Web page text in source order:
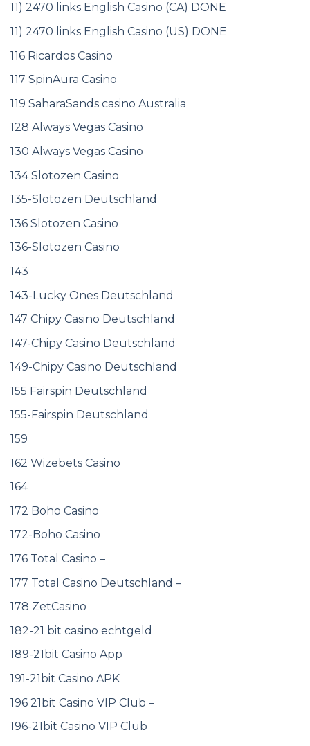
11) 2470 links English Casino (CA) DONE
11) 2470 links English Casino (US) DONE
116 Ricardos Casino
117 SpinAura Casino
119 SaharaSands casino Australia
128 Always Vegas Casino
130 Always Vegas Casino
134 Slotozen Casino
135-Slotozen Deutschland
136 Slotozen Casino
136-Slotozen Casino
143
143-Lucky Ones Deutschland
147 Chipy Casino Deutschland
147-Chipy Casino Deutschland
149-Chipy Casino Deutschland
155 Fairspin Deutschland
155-Fairspin Deutschland
159
162 Wizebets Casino
164
172 Boho Casino
172-Boho Casino
176 Total Casino –
177 Total Casino Deutschland –
178 ZetCasino
182-21 bit casino echtgeld
189-21bit Casino App
191-21bit Casino APK
196 21bit Casino VIP Club –
196-21bit Casino VIP Club